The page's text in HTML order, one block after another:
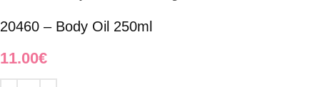
20460 – Body Oil 250ml
11.00€